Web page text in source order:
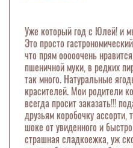
Уже который год с Юлей! и
Это просто
что прям ооооочень
пшеничной муки, в редких
так много. Натуральные
красителей. Мои родители
всегда просит заказать!!!
друзьям коробочку ассорти,
шоке от увиденного и
страшная сладкоежка, уж